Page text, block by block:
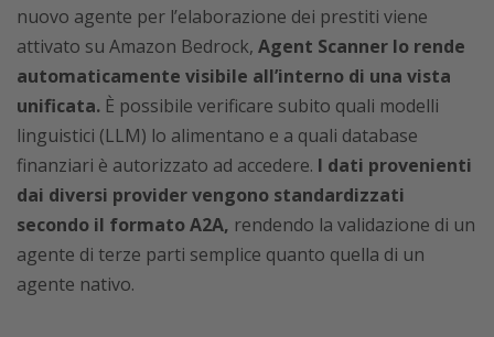
nuovo agente per l’elaborazione dei prestiti viene
attivato su Amazon Bedrock, Agent Scanner lo rende
automaticamente visibile all’interno di una vista
unificata. È possibile verificare subito quali modelli
linguistici (LLM) lo alimentano e a quali database
finanziari è autorizzato ad accedere. I dati provenienti
dai diversi provider vengono standardizzati
secondo il formato A2A, rendendo la validazione di un
agente di terze parti semplice quanto quella di un
agente nativo.